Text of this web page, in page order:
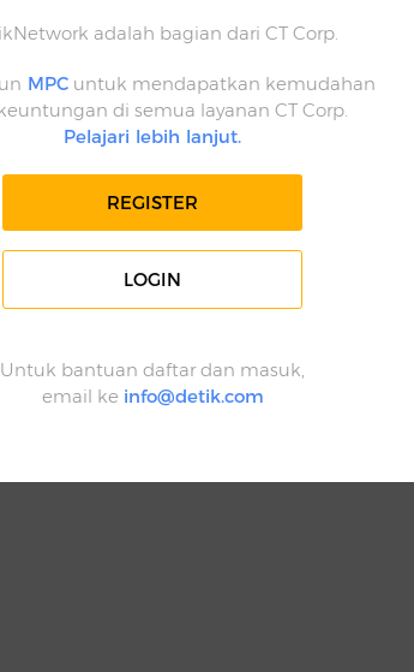
adalah bagian dari CT Corp.
MPCuntuk mendapatkan kemudahan
di semua layanan CT Corp.
Pelajari lebih lanjut.
REGISTER
LOGIN
Untuk bantuan daftar dan masuk,
email ke info@detik.com